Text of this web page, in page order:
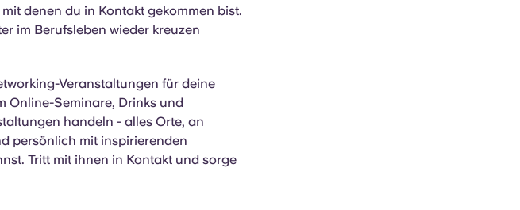
denen du in Kontakt gekommen bist.
im Berufsleben wieder kreuzen
Veranstaltungen für deine
Online-Seminare, Drinks und
handeln - alles Orte, an
persönlich mit inspirierenden
Tritt mit ihnen in Kontakt und sorge